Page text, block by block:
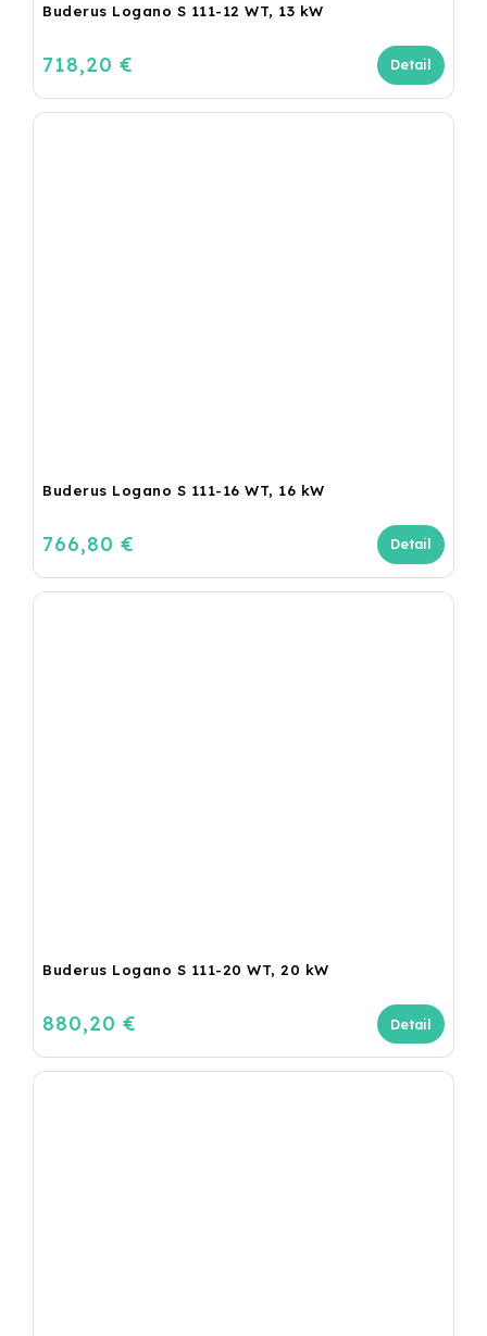
Buderus Logano S 111-12 WT, 13 kW
718,20 € Detail
Buderus Logano S 111-16 WT, 16 kW
766,80 € Detail
Buderus Logano S 111-20 WT, 20 kW
880,20 € Detail